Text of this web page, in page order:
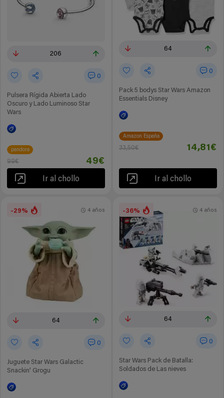
206
0
Pulsera Rígida Abierta Lado
Oscuro y Lado Luminoso Star
Wars
pandora
99€ 49€
Ir al chollo
64
0
Pack 5 bodys Star Wars Amazon
Essentials Disney
Amazon España
33,50€ 14,81€
Ir al chollo
-29%
64
0
Juguete Star Wars Galactic
Snackin’ Grogu
4 años -36%
64
0
Star Wars Pack de Batalla:
Soldados de Las nieves
4 años